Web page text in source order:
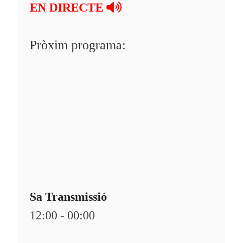
A la Carta
Qui som?
EN DIRECTE
Pròxim programa:
Sa Transmissió
12:00 - 00:00